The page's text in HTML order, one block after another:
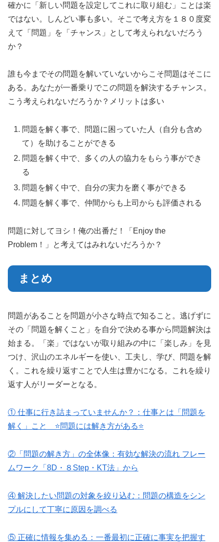
確かに「新しい問題を設定してこれに取り組む」ことは楽
ではない。しんどい事も多い。そこで考え方を１８０度変
えて「問題」を「チャンス」として考えられないだろう
か？
誰も今までその問題を解いていないからこそ問題はそこに
ある。あなたが一番乗りでこの問題を解決するチャンス。
こう考えられないだろうか？メリットは多い
問題を解く事で、問題に困っていた人（自分も含め
て）を助けることができる
問題を解く中で、多くの人の協力をもらう事ができ
る
問題を解く中で、自分の実力を磨く事ができる
問題を解く事で、仲間からも上司からも評価される
問題に対してヨシ！俺の出番だ！「Enjoy the
Problem！」と考えてはみれないだろうか？
まとめ
問題があることを問題が小さな時点で知ること。逃げずに
その「問題を解くこと」を自分で決める事から問題解決は
始まる。「楽」ではないが取り組みの中に「楽しみ」を見
つけ、沢山のエネルギーを使い、工夫し、学び、問題を解
く。これを繰り返すことで人生は豊かになる。これを繰り
返す人がリーダーとなる。
① 仕事に行き詰まっていませんか？：仕事とは「問題を
解く」こと ⭐️問題には解き方がある⭐️
②「問題の解き方」の全体像：有効な解決の流れ フレー
ムワーク「8D・８Step・KT法」から
④ 解決したい問題の対象を絞り込む：問題の構造をシン
プルにして丁寧に原因を調べる
⑤ 正確に情報を集める：一番最初に正確に事実を把握す